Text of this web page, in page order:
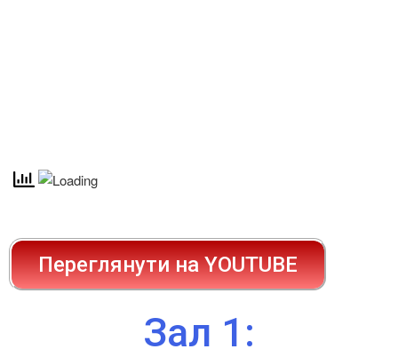
Переглянути на YOUTUBE
Зал 1: